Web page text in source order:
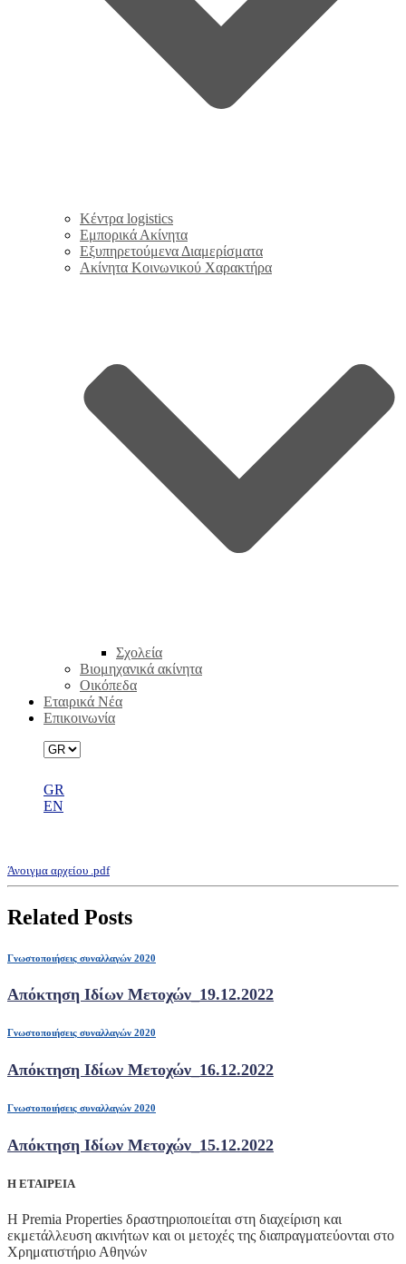
Κέντρα logistics
Εμπορικά Ακίνητα
Εξυπηρετούμενα Διαμερίσματα
Ακίνητα Κοινωνικού Χαρακτήρα
Σχολεία
Βιομηχανικά ακίνητα
Οικόπεδα
Εταιρικά Νέα
Επικοινωνία
GR
EN
Άνοιγμα αρχείου .pdf
Related Posts
Γνωστοποιήσεις συναλλαγών 2020
Απόκτηση Ιδίων Μετοχών_19.12.2022
Γνωστοποιήσεις συναλλαγών 2020
Απόκτηση Ιδίων Μετοχών_16.12.2022
Γνωστοποιήσεις συναλλαγών 2020
Απόκτηση Ιδίων Μετοχών_15.12.2022
Η ΕΤΑΙΡΕΙΑ
Η Premia Properties δραστηριοποιείται στη διαχείριση και
εκμετάλλευση ακινήτων και οι μετοχές της διαπραγματεύονται στο
Χρηματιστήριο Αθηνών